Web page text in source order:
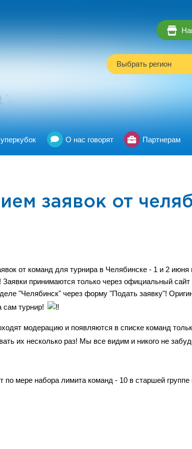
Выбрать регион
О нас говорят Партнерам
заявок от
от команд для турнира в Челябинске - 1 и 2
Заявки принимаются только через официальный
"Челябинск" через форму "Подать заявку"!
сам турнир!
модерацию и появляются в списке команд
их несколько раз! Мы все видим и никого не
по мере набора лимита команд - 10 в старшей